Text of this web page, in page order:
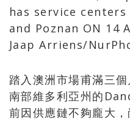
踏入澳洲市場甫滿三
南部維多利亞州的
前因供應鏈不夠龐大